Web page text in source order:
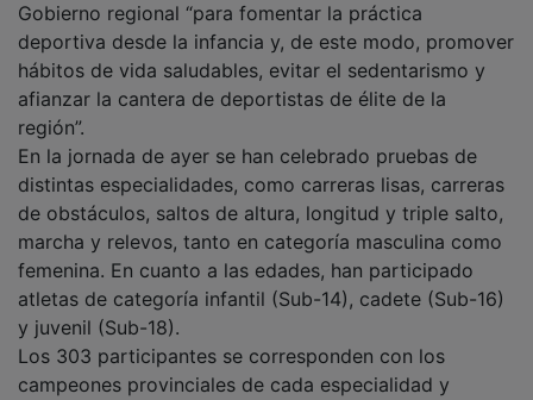
Gobierno regional “para fomentar la práctica
deportiva desde la infancia y, de este modo, promover
hábitos de vida saludables, evitar el sedentarismo y
afianzar la cantera de deportistas de élite de la
región”.
En la jornada de ayer se han celebrado pruebas de
distintas especialidades, como carreras lisas, carreras
de obstáculos, saltos de altura, longitud y triple salto,
marcha y relevos, tanto en categoría masculina como
femenina. En cuanto a las edades, han participado
atletas de categoría infantil (Sub-14), cadete (Sub-16)
y juvenil (Sub-18).
Los 303 participantes se corresponden con los
campeones provinciales de cada especialidad y